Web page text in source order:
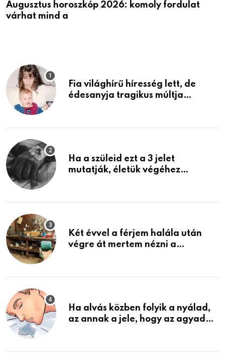
Augusztus horoszkóp 2026: komoly fordulat
várhat mind a
Fia világhírű híresség lett, de
édesanyja tragikus múltja
Ha a szüleid ezt a 3 jelet
mutatják, életük végéhez
Két évvel a férjem halála után
végre át mertem nézni a
életemet
Ha alvás közben folyik a nyálad,
az annak a jele, hogy az agyad…